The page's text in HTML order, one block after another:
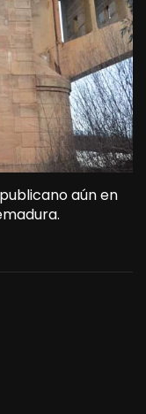
aún en